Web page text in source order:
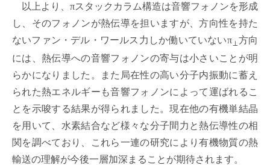
以上より、 πスタックカラム構造は音響フォノンを形成
し、そのフォノンが熱伝導を担いますが、方向性を持た
ないファン・デル・ワールス力しか働いていないπ⊥ 方向
には、熱伝導への音響フォノンの寄与は小さいことが明
らかになりました。また局在性の高い分子内振動に蓄え
られた熱エネルギーも音響フォノンによって運ばれるこ
とを示唆する結果が得られました。現在他の有機単結晶
を用いて、水素結合など様々な分子間力と熱伝導性の相
関を調べており、これら一連の研究により有機物質の熱
輸送の理解が今後一層加深まることが期待されます。